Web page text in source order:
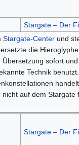
Stargate – Der
Stargate-Centerund
die
Übersetzung sofort
Technik
auf dem
Stargate – Der